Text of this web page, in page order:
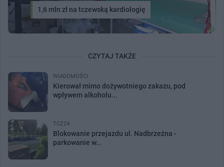
1,6 mln zł na tczewską kardiologię
CZYTAJ TAKŻE
WIADOMOŚCI
Kierował mimo dożywotniego zakazu, pod
wpływem alkoholu...
TCZ24
Blokowanie przejazdu ul. Nadbrzeżna -
parkowanie w...